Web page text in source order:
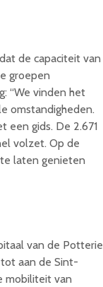
de capaciteit van
groepen
“We vinden het
omstandigheden.
een gids. De 2.671
volzet. Op de
laten genieten
van de Potterie
aan de Sint-
mobiliteit van